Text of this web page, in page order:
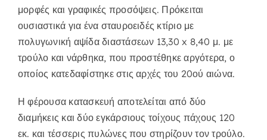
μορφές και γραφικές προσόψεις. Πρόκειται
ουσιαστικά για ένα σταυροειδές κτίριο με
πολυγωνική αψίδα διαστάσεων 13,30 x 8,40 μ. με
τρούλο και νάρθηκα, που προστέθηκε αργότερα, ο
οποίος κατεδαφίστηκε στις αρχές του 20ού αιώνα.
Η φέρουσα κατασκευή αποτελείται από δύο
διαμήκεις και δύο εγκάρσιους τοίχους πάχους 120
εκ. και τέσσερις πυλώνες που στηρίζουν τον τρούλο.